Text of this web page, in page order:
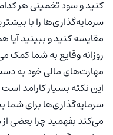
کنید و سود تخمینی هر
سرمایه‌گذاری‌ها را با
مقایسه کنید و ببینید
روزانه وقایع به شما کمک
مهارت‌های مالی خود به
این نکته بسیار کارامد
سرمایه‌گذاری‌ها برای
می‌کند بفهمید چرا بعضی